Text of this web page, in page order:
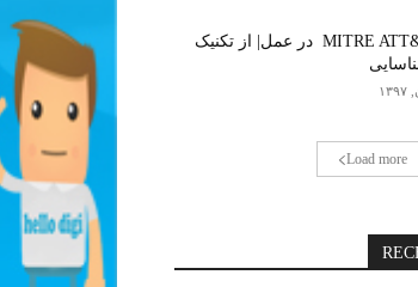
MITRE ATT&CK در عمل| از تکنیک
Load more